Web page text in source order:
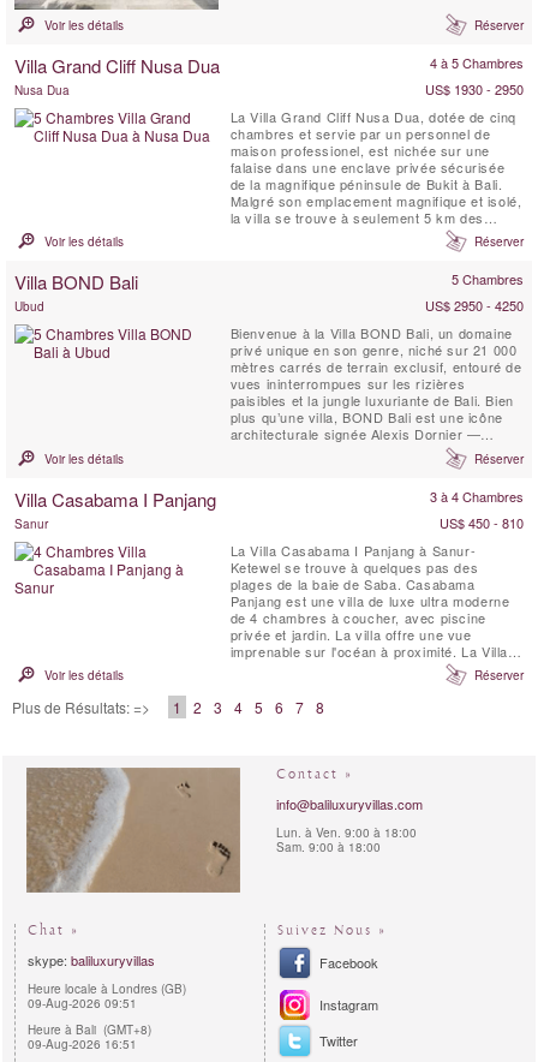
y Mar offre un sejour confortable et luxueux
Voir les détails Réserver
Villa Grand Cliff Nusa Dua 4 à 5 Chambres
Nusa Dua
US$ 1930 - 2950
La Villa Grand Cliff Nusa Dua, dotée de cinq
chambres et servie par un personnel de
maison professionel, est nichée sur une
falaise dans une enclave privée sécurisée
de la magnifique péninsule de Bukit à Bali.
Malgré son emplacement magnifique et isolé,
la villa se trouve à seulement 5 km des
commerces, des restaurants, du golf et des
activités nautiques de Nusa Dua, qui sont
voiture et au chauffeur gratuits de la villa.
Voir les détails Réserver
Villa BOND Bali 5 Chambres
Ubud
US$ 2950 - 4250
Bienvenue à la Villa BOND Bali, un domaine
privé unique en son genre, niché sur 21 000
mètres carrés de terrain exclusif, entouré de
vues ininterrompues sur les rizières
paisibles et la jungle luxuriante de Bali. Bien
plus qu’une villa, BOND Bali est une icône
architecturale signée Alexis Dornier —
conçue pour éveiller les sens et vous
ramener à la sérénité. L’expérience se
conçues, un jardin de 5 000 m², des ...
Voir les détails Réserver
Villa Casabama I Panjang 3 à 4 Chambres
Sanur
US$ 450 - 810
La Villa Casabama I Panjang à Sanur-
Ketewel se trouve à quelques pas des
plages de la baie de Saba. Casabama
Panjang est une villa de luxe ultra moderne
de 4 chambres à coucher, avec piscine
privée et jardin. La villa offre une vue
imprenable sur l'océan à proximité. La Villa
Casabama I Panjang est située dans
l'enceinte de Casabama Villas, qui comprend
trois villas de luxe autonomes dotées d'un
personnel complet.
Voir les détails Réserver
Plus de Résultats: => 1 2 3 4 5 6 7 8
Contact »
info@baliluxuryvillas.com
Lun. à Ven. 9:00 à 18:00
Sam. 9:00 à 18:00
Chat »
skype: baliluxuryvillas
Heure locale à Londres (GB)
09-Aug-2026 09:51
Heure à Bali (GMT+8)
09-Aug-2026 16:51
Suivez Nous »
Facebook
Instagram
Twitter